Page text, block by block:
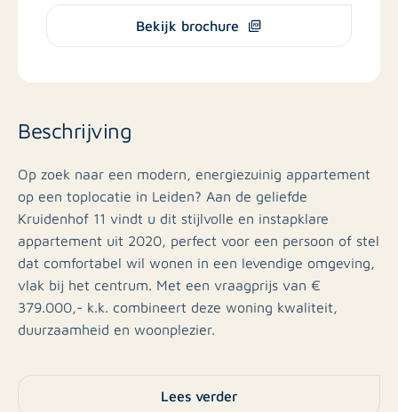
Bekijk brochure
Beschrijving
Op zoek naar een modern, energiezuinig appartement
op een toplocatie in Leiden? Aan de geliefde
Kruidenhof 11 vindt u dit stijlvolle en instapklare
appartement uit 2020, perfect voor een persoon of stel
dat comfortabel wil wonen in een levendige omgeving,
vlak bij het centrum. Met een vraagprijs van €
379.000,- k.k. combineert deze woning kwaliteit,
duurzaamheid en woonplezier.
Beschrijving van het huis
Dit moderne appartement heeft een woonoppervlak
Lees verder